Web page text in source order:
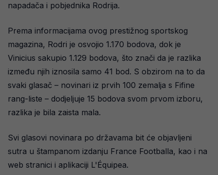
napadača i pobjednika Rodrija.
Prema informacijama ovog prestižnog sportskog
magazina, Rodri je osvojio 1.170 bodova, dok je
Vinicius sakupio 1.129 bodova, što znači da je razlika
između njih iznosila samo 41 bod. S obzirom na to da
svaki glasač – novinari iz prvih 100 zemalja s Fifine
rang-liste – dodjeljuje 15 bodova svom prvom izboru,
razlika je bila zaista mala.
Svi glasovi novinara po državama bit će objavljeni
sutra u štampanom izdanju France Footballa, kao i na
web stranici i aplikaciji L'Équipea.